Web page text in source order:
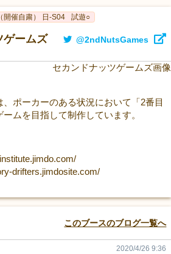
開催自粛） 日-S04 試遊○
ゲームズ @2ndNutsGames
、ポーカーのある状況において「2番目
ムを目指して制作しています。
drifters.jimdosite.com/
このブースのブログ一覧へ
2020/4/26 9:36